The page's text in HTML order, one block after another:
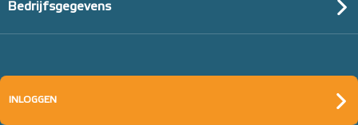
Bedrijfsgegevens
INLOGGEN